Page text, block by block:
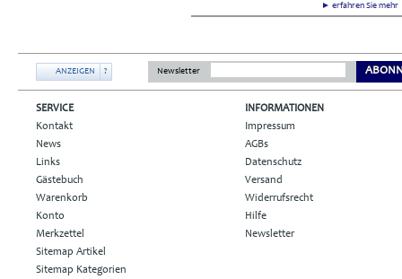
► erfahren Sie
ANZEIGEN ? Newsletter
SERVICE
Kontakt
News
Links
Gästebuch
Warenkorb
Konto
Merkzettel
Sitemap Artikel
Sitemap Kategorien
INFORMATIONEN
Impressum
AGBs
Datenschutz
Versand
Widerrufsrecht
Hilfe
Newsletter